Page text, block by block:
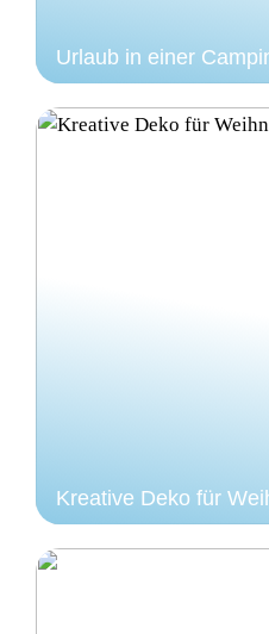
Urlaub in einer
Kreative Deko für